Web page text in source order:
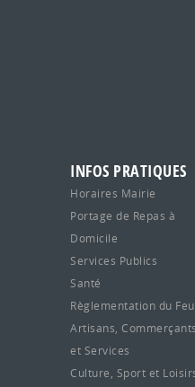
INFOS PRATIQUES
Horaires Mairie
Portage de Repas à
Domicile
Services Publics
Santé
Règlementation du Feu
Artisans,
et Services
Culture, Sport et